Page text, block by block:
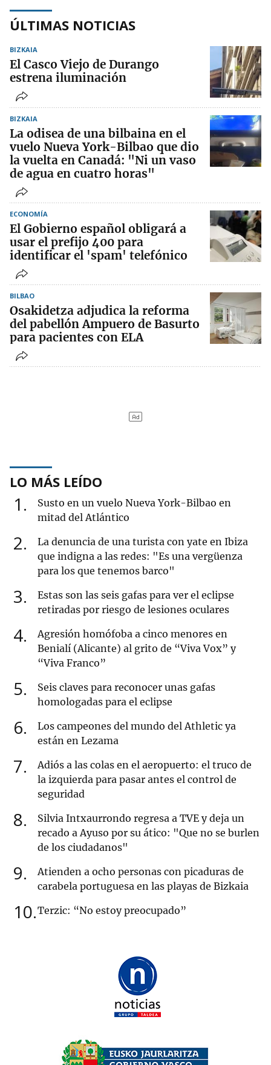
ÚLTIMAS NOTICIAS
BIZKAIA
El Casco Viejo de Durango
estrena iluminación
BIZKAIA
La odisea de una bilbaina en el
vuelo Nueva York-Bilbao que dio
la vuelta en Canadá: "Ni un vaso
de agua en cuatro horas"
ECONOMÍA
El Gobierno español obligará a
usar el prefijo 400 para
identificar el 'spam' telefónico
BILBAO
Osakidetza adjudica la reforma
del pabellón Ampuero de Basurto
para pacientes con ELA
LO MÁS LEÍDO
1
Susto en un vuelo Nueva York-Bilbao en
mitad del Atlántico
2
La denuncia de una turista con yate en Ibiza
que indigna a las redes: "Es una vergüenza
para los que tenemos barco"
3
Estas son las seis gafas para ver el eclipse
retiradas por riesgo de lesiones oculares
4
Agresión homófoba a cinco menores en
Benialí (Alicante) al grito de “Viva Vox” y
“Viva Franco”
5
Seis claves para reconocer unas gafas
homologadas para el eclipse
6
Los campeones del mundo del Athletic ya
están en Lezama
7
Adiós a las colas en el aeropuerto: el truco de
la izquierda para pasar antes el control de
seguridad
8
Silvia Intxaurrondo regresa a TVE y deja un
recado a Ayuso por su ático: "Que no se burlen
de los ciudadanos"
9
Atienden a ocho personas con picaduras de
carabela portuguesa en las playas de Bizkaia
10 Terzic: “No estoy preocupado”